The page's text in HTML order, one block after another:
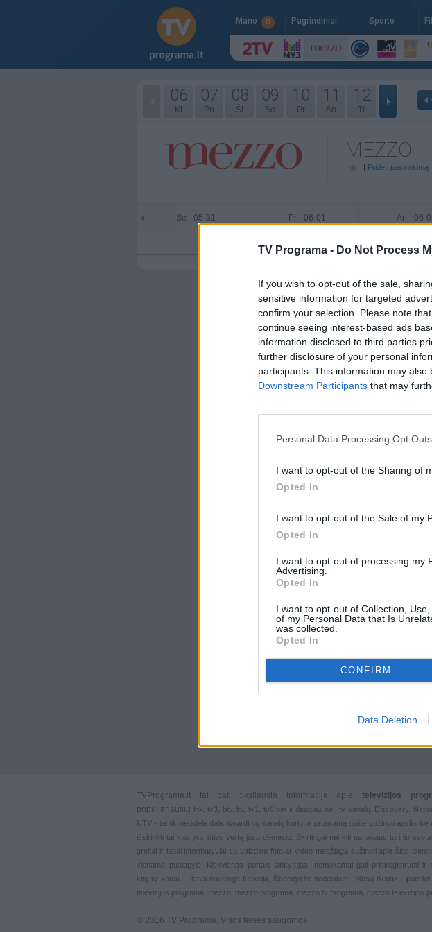
TV Programa - Do Not Process
If you wish to opt-out of the sale,
sensitive information for targeted
confirm your selection. Please note
continue seeing interest-based ads
information disclosed to third parties
further disclosure of your personal
participants. This information may
Downstream Participants that may
Personal Data Processing Opt Outs
I want to opt-out of the Sharing of
Opted In
I want to opt-out of the Sale of my
Opted In
I want to opt-out of processing my
Advertising.
Opted In
I want to opt-out of Collection,
of my Personal Data that Is
was collected.
Opted In
CONFIRM
Data Deletion
Mano 0 Pagrindiniai Sporto
06
Kt
07
Pn
08
Št
09
Se
10
Pr
11
An
12
Tr
MEZZO
| Pridėti pasirinkimą
Se - 05-31 Pr - 06-01 An - 06-
TVPrograma.lt tai pati tiksliausia informacija apie televizijos
populiariausių lnk tv3 btv, ltv tv1 tv6 bet ir daugiau nei tv kanalų. Discovery.
NTV - tai tik nedidelė dalis išvardintų kanalų kurių tv programą galite sužinoti apsilanke
išsirinkti tai kas yra išties vertą jūsų dėmesio. Skirtingai nei kiti panašaus turinio
greitai ir labai informatyviai su vaizdine foto ar video medžiaga sužinoti apie šios
viename puslapyje. Kiekvienas portalo lankytojas, nemokamai gali prisiregistruoti
kitų tvkanalų - labai naudinga funkcija, išbandykite nedelsiant!. Mūsų tikslas -
televizijos programa, mezzo, mezzo programa, mezzo tv programa, mezzo televizijos
© 2016 TV Programa. Visos teises saugomos